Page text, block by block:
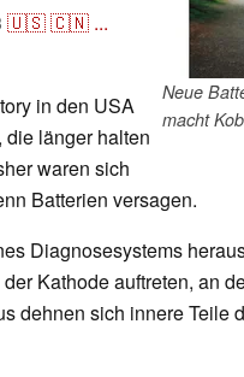
Neue
macht
🇺🇸🇨🇳 ...
in den USA
die länger halten
waren sich
Batterien versagen.
Diagnosesystems
Kathode auftreten, an
dehnen sich innere Teile